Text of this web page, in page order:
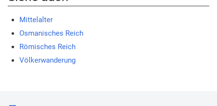
Mittelalter
Osmanisches Reich
Römisches Reich
Völkerwanderung